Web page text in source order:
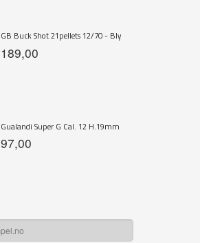
GB Buck Shot 21pellets 12/70 - Bly
189,00
Gualandi Super G Cal. 12 H.19mm
97,00